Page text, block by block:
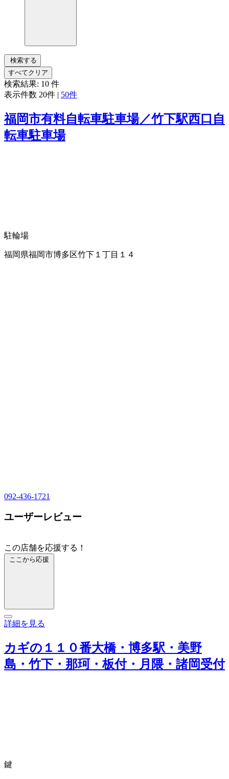
検索する
すべてクリア
検索結果: 10 件
表示件数 20件 | 50件
福岡市有料自転車駐車場／竹下駅西口自
転車駐車場
駐輪場
福岡県福岡市博多区竹下１丁目１４
092-436-1721
ユーザーレビュー
この店舗を応援する！
ここから応援
詳細を見る
カギの１１０番大橋・博多駅・美野
島・竹下・那珂・板付・月隈・諸岡受付
鍵